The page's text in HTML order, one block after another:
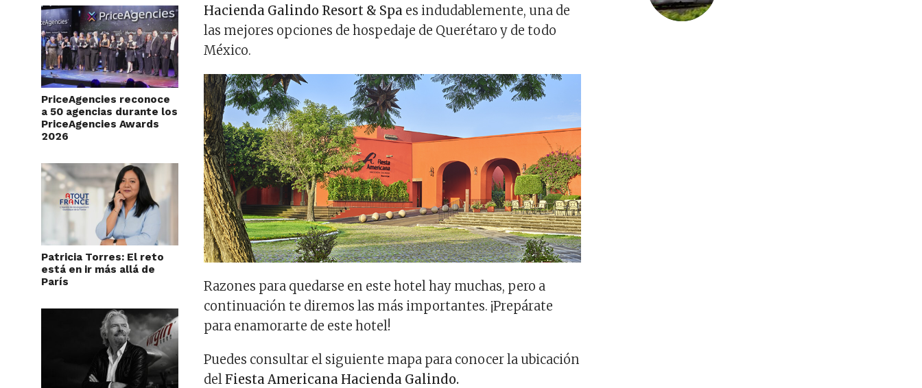
PriceAgencies reconoce
a 50 agencias durante los
PriceAgencies Awards
2026
Patricia Torres: El reto
está en ir más allá de
París
Hacienda Galindo Resort & Spa es indudablemente, una de
las mejores opciones de hospedaje de Querétaro y de todo
México.
Razones para quedarse en este hotel hay muchas, pero a
continuación te diremos las más importantes. ¡Prepárate
para enamorarte de este hotel!
Puedes consultar el siguiente mapa para conocer la ubicación
delFiesta Americana Hacienda Galindo.